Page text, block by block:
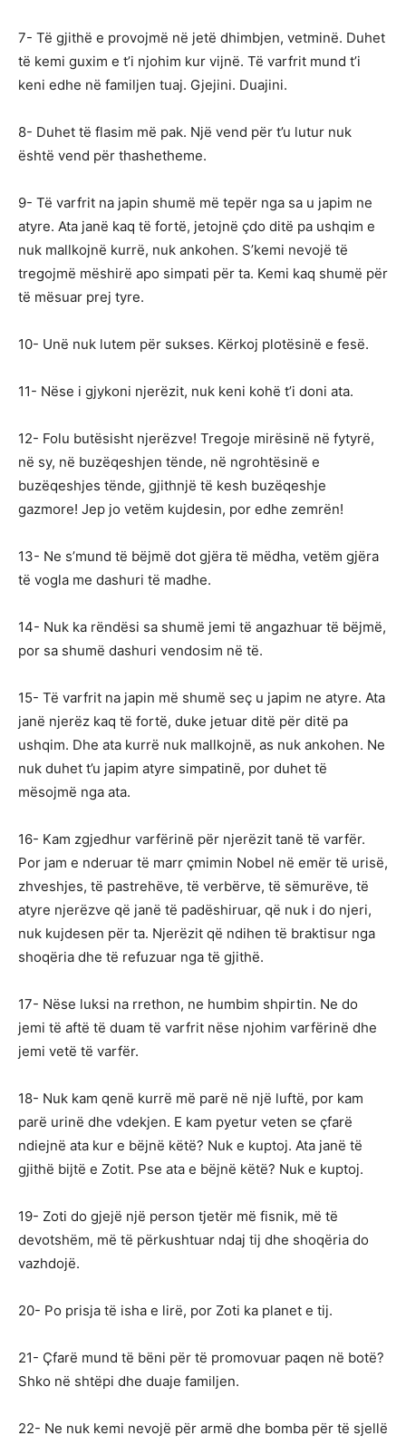
7- Të gjithë e provojmë në jetë dhimbjen, vetminë. Duhet
të kemi guxim e t’i njohim kur vijnë. Të varfrit mund t’i
keni edhe në familjen tuaj. Gjejini. Duajini.
8- Duhet të flasim më pak. Një vend për t’u lutur nuk
është vend për thashetheme.
9- Të varfrit na japin shumë më tepër nga sa u japim ne
atyre. Ata janë kaq të fortë, jetojnë çdo ditë pa ushqim e
nuk mallkojnë kurrë, nuk ankohen. S’kemi nevojë të
tregojmë mëshirë apo simpati për ta. Kemi kaq shumë për
të mësuar prej tyre.
10- Unë nuk lutem për sukses. Kërkoj plotësinë e fesë.
11- Nëse i gjykoni njerëzit, nuk keni kohë t’i doni ata.
12- Folu butësisht njerëzve! Tregoje mirësinë në fytyrë,
në sy, në buzëqeshjen tënde, në ngrohtësinë e
buzëqeshjes tënde, gjithnjë të kesh buzëqeshje
gazmore! Jep jo vetëm kujdesin, por edhe zemrën!
13- Ne s’mund të bëjmë dot gjëra të mëdha, vetëm gjëra
të vogla me dashuri të madhe.
14- Nuk ka rëndësi sa shumë jemi të angazhuar të bëjmë,
por sa shumë dashuri vendosim në të.
15- Të varfrit na japin më shumë seç u japim ne atyre. Ata
janë njerëz kaq të fortë, duke jetuar ditë për ditë pa
ushqim. Dhe ata kurrë nuk mallkojnë, as nuk ankohen. Ne
nuk duhet t’u japim atyre simpatinë, por duhet të
mësojmë nga ata.
16- Kam zgjedhur varfërinë për njerëzit tanë të varfër.
Por jam e nderuar të marr çmimin Nobel në emër të urisë,
zhveshjes, të pastrehëve, të verbërve, të sëmurëve, të
atyre njerëzve që janë të padëshiruar, që nuk i do njeri,
nuk kujdesen për ta. Njerëzit që ndihen të braktisur nga
shoqëria dhe të refuzuar nga të gjithë.
17- Nëse luksi na rrethon, ne humbim shpirtin. Ne do
jemi të aftë të duam të varfrit nëse njohim varfërinë dhe
jemi vetë të varfër.
18- Nuk kam qenë kurrë më parë në një luftë, por kam
parë urinë dhe vdekjen. E kam pyetur veten se çfarë
ndiejnë ata kur e bëjnë këtë? Nuk e kuptoj. Ata janë të
gjithë bijtë e Zotit. Pse ata e bëjnë këtë? Nuk e kuptoj.
19- Zoti do gjejë një person tjetër më fisnik, më të
devotshëm, më të përkushtuar ndaj tij dhe shoqëria do
vazhdojë.
20- Po prisja të isha e lirë, por Zoti ka planet e tij.
21- Çfarë mund të bëni për të promovuar paqen në botë?
Shko në shtëpi dhe duaje familjen.
22- Ne nuk kemi nevojë për armë dhe bomba për të sjellë